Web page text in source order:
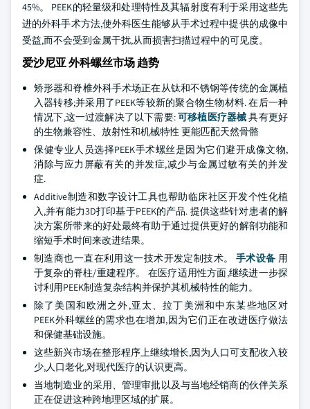
45%。 PEEK的轻量级和处理特性及其辐射度有利于采用这些先
进的外科手术方法,使外科医生能够从手术过程中提供的成像中
受益,而不会受到金属干扰,从而损害扫描过程中的可见度。
爱沙尼亚 外科螺丝市场 趋势
矫形器和脊椎外科手术场正在从钛和不锈钢等传统的金属植
入器转移;并采用了PEEK等较新的聚合物生物材料. 在后一种
情况下,这一过渡解决了以下需要:可移植医疗器械具有更好
的生物兼容性、放射性和机械特性 更能匹配天然骨骼
保健专业人员选择PEEK手术螺丝是因为它们避开成像文物,
消除与应力屏蔽有关的并发症,减少与金属过敏有关的并发
症.
Additive制造和数字设计工具也帮助临床社区开发个性化植
入,并有能力3D打印基于PEEK的产品. 提供这些针对患者的解
决方案所带来的好处最终有助于通过提供更好的解剖功能和
缩短手术时间来改进结果。
制造商也一直在利用这一技术开发定制技术。 手术设备 用
于复杂的脊柱/重建程序。 在医疗适用性方面,继续进一步探
讨利用PEEK制造复杂结构并保护其机械特性的能力。
除了美国和欧洲之外,亚太、拉丁美洲和中东某些地区对
PEEK外科螺丝的需求也在增加,因为它们正在改进医疗做法
和保健基础设施。
这些新兴市场在整形程序上继续增长,因为人口可支配收入较
少,人口老化,对现代医疗的认识更高。
当地制造业的采用、管理审批以及与当地经销商的伙伴关系
正在促进这种跨地理区域的扩展。